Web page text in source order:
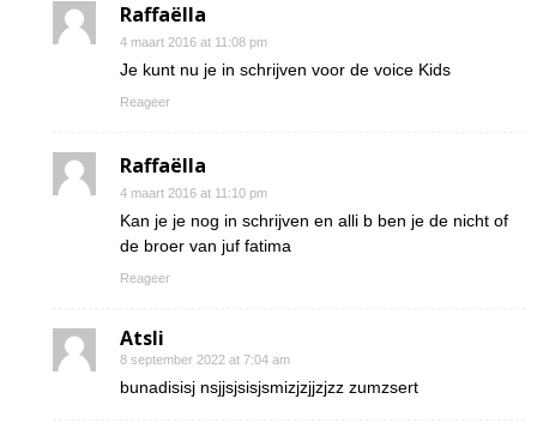
Raffaëlla
4 maart 2016 at 11:08 pm
Je kunt nu je in schrijven voor de voice Kids
Reageer
Raffaëlla
4 maart 2016 at 11:10 pm
Kan je je nog in schrijven en alli b ben je de nicht of
de broer van juf fatima
Reageer
Atsli
8 september 2022 at 7:04 am
bunadisisj nsjjsjsisjsmizjzjjzjzz zumzsert